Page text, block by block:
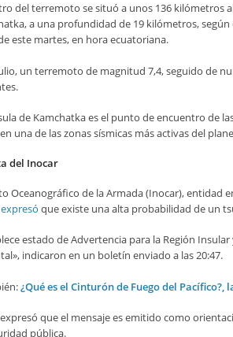
del terremoto se situó a unos 136 kilómetros
a una profundidad de 19 kilómetros, según
este martes, en hora ecuatoriana.
un terremoto de magnitud 7,4, seguido de
de Kamchatka es el punto de encuentro de
una de las zonas sísmicas más activas del
del Inocar
Oceanográfico de la Armada (Inocar), entidad
expresó que existe una alta probabilidad de un
estado de Advertencia para la Región
indicaron en un boletín enviado a las 20:47.
¿Qué es el Cinturón de Fuego del
que el mensaje es emitido como
pública.